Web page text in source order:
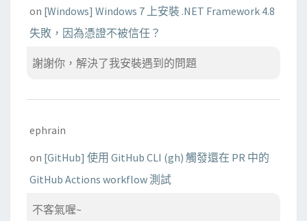
on [Windows] Windows 7 上安裝 .NET Framework 4.8
失敗，因為憑證不被信任？
謝謝你，解決了我安裝遇到的問題
ephrain
on [GitHub] 使用 GitHub CLI (gh) 觸發還在 PR 中的
GitHub Actions workflow 測試
不客氣喔~